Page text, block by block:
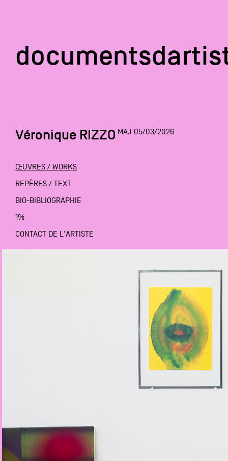
Crédits
Documentation
Production vidéo
Véronique RIZZO MAJ 05/03/2026
ŒUVRES / WORKS
REPÈRES / TEXT
BIO-BIBLIOGRAPHIE
1%
CONTACT DE L'ARTISTE